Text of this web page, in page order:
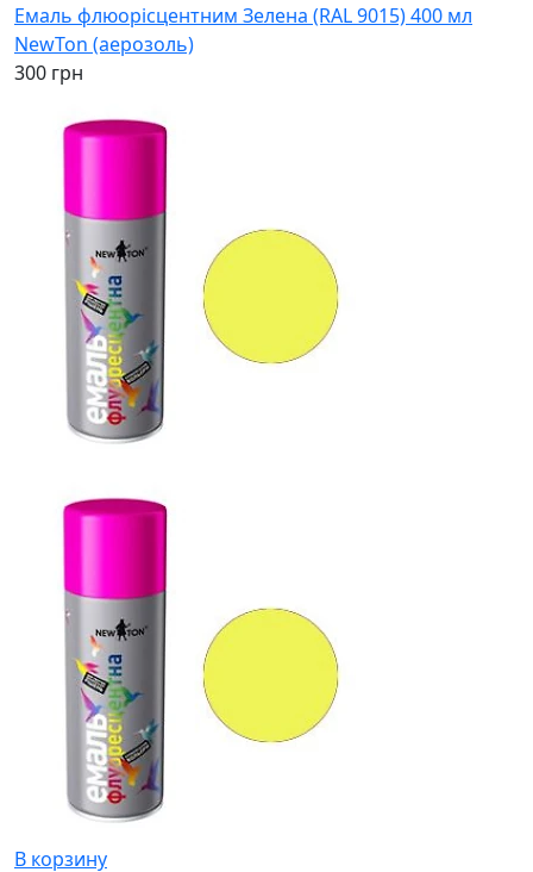
Емаль флюорісцентним Зелена (RAL 9015) 400 мл
NewTon (аерозоль)
300 грн
В корзину